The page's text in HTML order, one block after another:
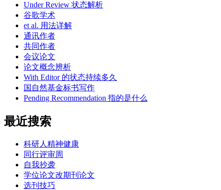
Under Review 状态解析
谷歌学术
et al. 用法详解
通讯作者
共同作者
会议论文
论文概念辨析
With Editor 的状态持续多久
国自然基金标书写作
Pending Recommendation 指的是什么
最近搜索
科研人精神健康
同行评审周
自我抄袭
学位论文改期刊论文
选刊技巧